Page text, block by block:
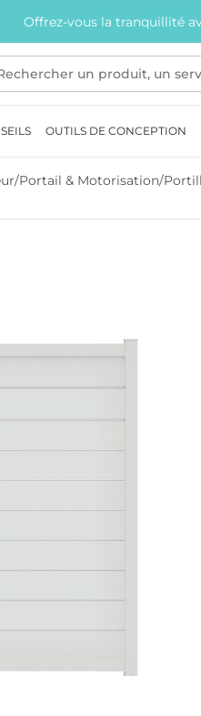
Offrez-vous la tranquillité
OUTILS DE CONCEPTION
/Portail & Motorisation/